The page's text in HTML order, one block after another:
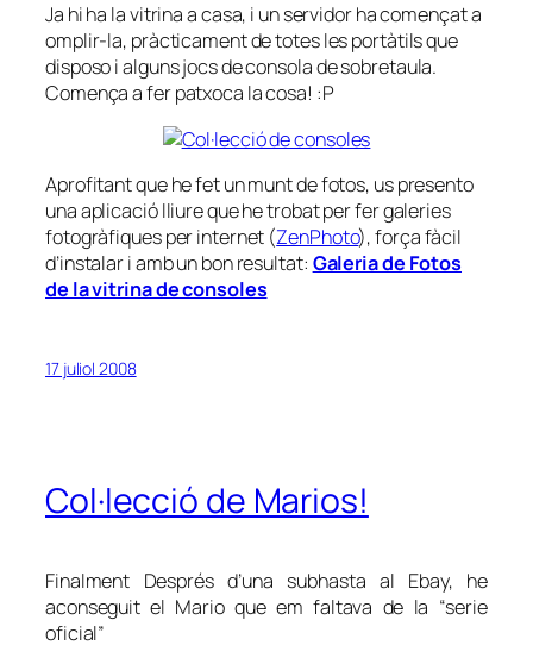
Ja hi ha la vitrina a casa, i un servidor ha començat a
omplir-la, pràcticament de totes les portàtils que
disposo i alguns jocs de consola de sobretaula.
Comença a fer patxoca la cosa! :P
Aprofitant que he fet un munt de fotos, us presento
una aplicació lliure que he trobat per fer galeries
fotogràfiques per internet (ZenPhoto), força fàcil
d’instalar i amb un bon resultat: Galeria de Fotos
de la vitrina de consoles
17 juliol 2008
Col·lecció de Marios!
Finalment Després d’una subhasta al Ebay, he
aconseguit el Mario que em faltava de la “serie
oficial”